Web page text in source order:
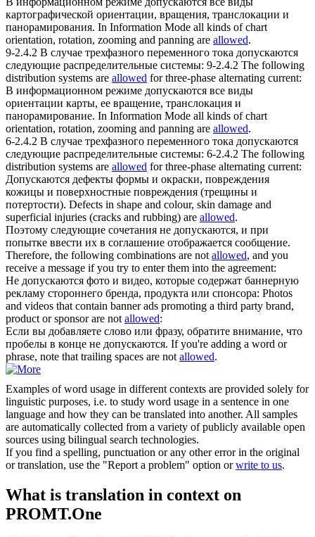
картографической ориентации, вращения, транслокации и
панорамирования. In Information Mode all kinds of chart
orientation, rotation, zooming and panning are allowed.
9-2.4.2 В случае трехфазного переменного тока допускаются
следующие распределительные системы: 9-2.4.2 The following
distribution systems are allowed for three-phase alternating current:
В информационном режиме допускаются все виды
ориентации карты, ее вращение, транслокация и
панорамирование. In Information Mode all kinds of chart
orientation, rotation, zooming and panning are allowed.
6-2.4.2 В случае трехфазного переменного тока допускаются
следующие распределительные системы: 6-2.4.2 The following
distribution systems are allowed for three-phase alternating current:
Допускаются дефекты формы и окраски, повреждения
кожицы и поверхностные повреждения (трещины и
потертости). Defects in shape and colour, skin damage and
superficial injuries (cracks and rubbing) are allowed.
Поэтому следующие сочетания не допускаются, и при
попытке ввести их в соглашение отображается сообщение.
Therefore, the following combinations are notallowed, and you
receive a message if you try to enter them into the agreement:
Не допускаются фото и видео, которые содержат баннерную
рекламу стороннего бренда, продукта или спонсора: Photos
and videos that contain banner ads promoting a third party brand,
product or sponsor are notallowed:
Если вы добавляете слово или фразу, обратите внимание, что
пробелы в конце не допускаются. If you're adding a word or
phrase, note that trailing spaces are notallowed.
Examples of word usage in different contexts are provided solely for
linguistic purposes, i.e. to study word usage in a sentence in one
language and how they can be translated into another. All samples
are automatically collected from a variety of publicly available open
sources using bilingual search technologies.
If you find a spelling, punctuation or any other error in the original
or translation, use the "Report a problem" option orwrite to us.
What is translation in context on
PROMT.One